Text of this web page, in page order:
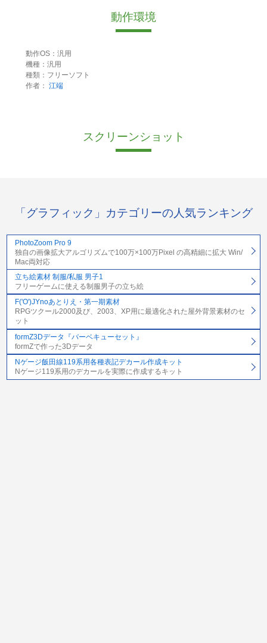
動作環境
動作OS：汎用
機種：汎用
種類：フリーソフト
作者： 江端
スクリーンショット
「グラフィック」カテゴリーの人気ランキング
PhotoZoom Pro 9
独自の画像拡大アルゴリズムで100万×100万Pixel の高精細に拡大 Win/
Mac両対応
立ち絵素材 制服/私服 男子1
フリーゲームに使える制服男子の立ち絵
F('O')JYnoあとりえ・第一期素材
RPGツクール2000及び、2003、XP用に最適化された屋外背景素材のセ
ット
formZ3Dデータ『バーベキューセット』
formZで作った3Dデータ
Nゲージ飯田線119系用各種表記デカール作成キット
Nゲージ119系用のデカールを実際に作成するキット